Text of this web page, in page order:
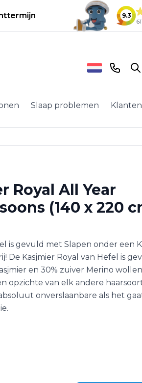
9.3
Slaap problemen
Royal All Year
(140 x 220
is gevuld met Slapen onder een
De Kasjmier Royal van Hefel is
en 30% zuiver Merino
opzichte van elk andere
onverslaanbare als het